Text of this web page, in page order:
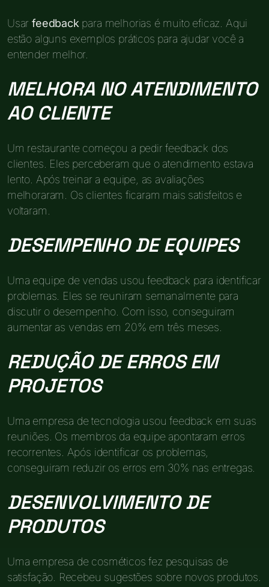
Usarfeedback para melhorias é muito eficaz. Aqui
estão alguns exemplos práticos para ajudar você a
entender melhor.
MELHORA NO ATENDIMENTO
AO CLIENTE
Um restaurante começou a pedir feedback dos
clientes. Eles perceberam que o atendimento estava
lento. Após treinar a equipe, as avaliações
melhoraram. Os clientes ficaram mais satisfeitos e
voltaram.
DESEMPENHO DE EQUIPES
Uma equipe de vendas usou feedback para identificar
problemas. Eles se reuniram semanalmente para
discutir o desempenho. Com isso, conseguiram
aumentar as vendas em 20% em três meses.
REDUÇÃO DE ERROS EM
PROJETOS
Uma empresa de tecnologia usou feedback em suas
reuniões. Os membros da equipe apontaram erros
recorrentes. Após identificar os problemas,
conseguiram reduzir os erros em 30% nas entregas.
DESENVOLVIMENTO DE
PRODUTOS
Uma empresa de cosméticos fez pesquisas de
satisfação. Recebeu sugestões sobre novos produtos.